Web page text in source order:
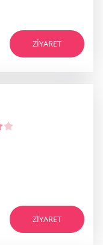
ZIYARET
ZIYARET